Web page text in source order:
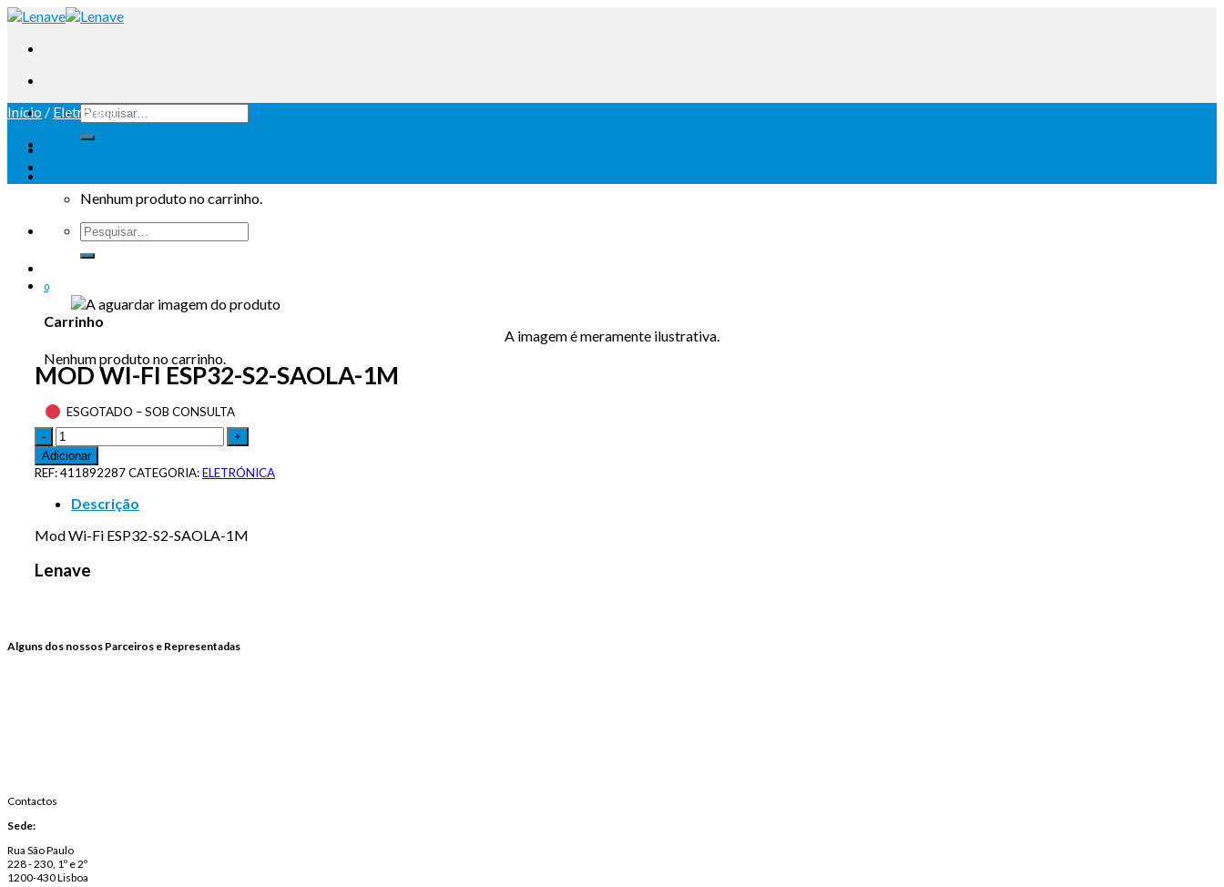
Nenhum produto no carrinho.
0
Carrinho
Nenhum produto no carrinho.
Início / Eletrónica
A imagem é meramente ilustrativa.
MOD WI-FI ESP32-S2-SAOLA-1M
ESGOTADO – SOB CONSULTA
Adicionar
REF:411892287CATEGORIA:ELETRÓNICA
Descrição
Mod Wi-Fi ESP32-S2-SAOLA-1M
Lenave
Alguns dos nossos Parceiros e Representadas
Contactos
Sede:
Rua São Paulo
228 - 230, 1º e 2º
1200-430 Lisboa